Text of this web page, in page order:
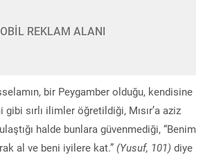
REKLAM ALANI
bir Peygamber olduğu, kendisine
sırlı ilimler öğretildiği, Mısır’a aziz
halde bunlara güvenmediği, “Benim
al ve beni iyilere kat.” (Yusuf, 101) diye